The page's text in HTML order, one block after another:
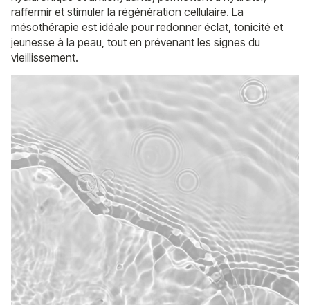
raffermir et stimuler la régénération cellulaire. La
mésothérapie est idéale pour redonner éclat, tonicité et
jeunesse à la peau, tout en prévenant les signes du
vieillissement.